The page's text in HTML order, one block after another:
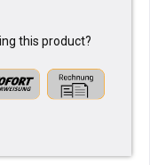
this product?